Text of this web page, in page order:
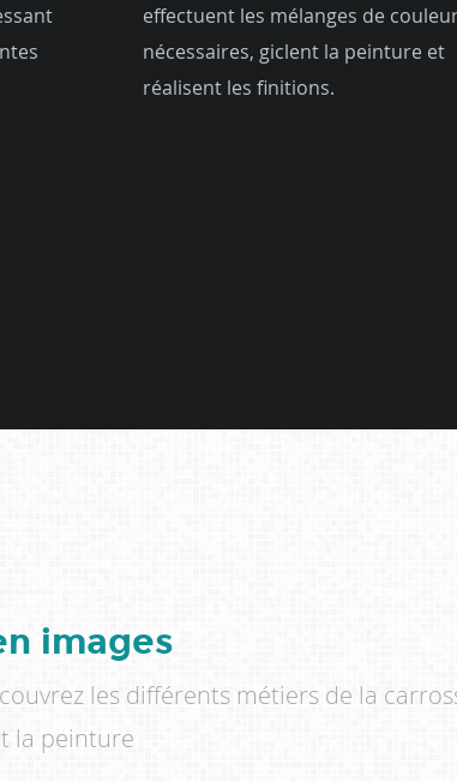
effectuent les mélanges de
nécessaires, giclent la peinture et
réalisent les finitions.
images
les différents métiers de la
la peinture